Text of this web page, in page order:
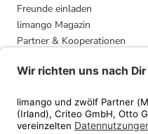
Freunde einladen
limango Magazin
Partner & Kooperationen
Presse